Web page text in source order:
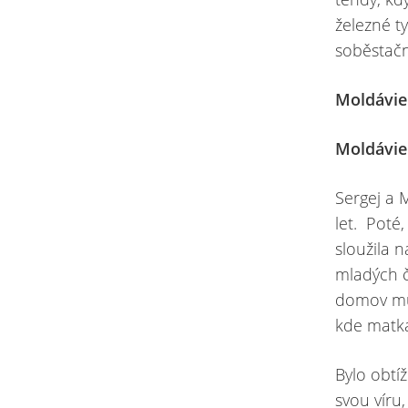
železné
Moldávie
Moldávie
Sergej a
let. Poté,
sloužila
mladých
domov
kde
Bylo
svou